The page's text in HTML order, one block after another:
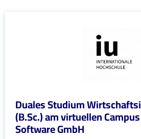
Duales Studium
(B.Sc.) am virtuellen
Software GmbH